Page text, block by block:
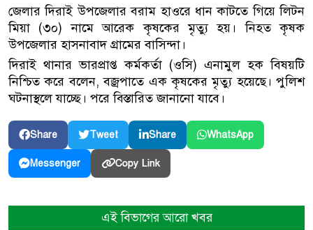
জেলার দিরাই উপজেলার বরাম হাওরে ধান কাটতে গিয়ে লিটন
মিয়া (৩০) নামে আরেক কৃষকের মৃত্যু হয়। নিহত কৃষক
উপজেলার হাসনাবাদ গ্রামের বাসিন্দা।
দিরাই থানার ভারপ্রাপ্ত কর্মকর্তা (ওসি) এনামুল হক বিষয়টি
নিশ্চিত করে বলেন, বজ্রপাতে এক কৃষকের মৃত্যু হয়েছে। পুলিশ
ঘটনাস্থলে যাচ্ছে। পরে বিস্তারিত জানানো যাবে।
Share Tweet Share WhatsApp
Messenger Copy Link
এই বিভাগের আরো খবর